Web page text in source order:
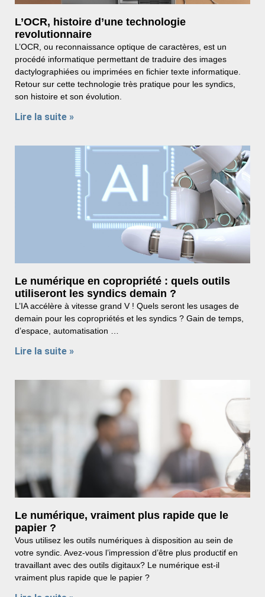
L’OCR, histoire d’une technologie
revolutionnaire
L’OCR, ou reconnaissance optique de caractères, est un
procédé informatique permettant de traduire des images
dactylographiées ou imprimées en fichier texte informatique.
Retour sur cette technologie très pratique pour les syndics,
son histoire et son évolution.
Lire la suite »
Le numérique en copropriété : quels outils
utiliseront les syndics demain ?
L’IA accélère à vitesse grand V ! Quels seront les usages de
demain pour les copropriétés et les syndics ? Gain de temps,
d’espace, automatisation …
Lire la suite »
Le numérique, vraiment plus rapide que le
papier ?
Vous utilisez les outils numériques à disposition au sein de
votre syndic. Avez-vous l’impression d’être plus productif en
travaillant avec des outils digitaux? Le numérique est-il
vraiment plus rapide que le papier ?